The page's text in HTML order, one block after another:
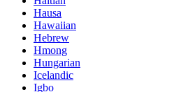
Hausa
Hawaiian
Hebrew
Hmong
Hungarian
Icelandic
Igbo